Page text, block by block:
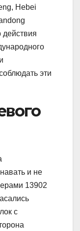
Hebei
эти
и не
13902
с